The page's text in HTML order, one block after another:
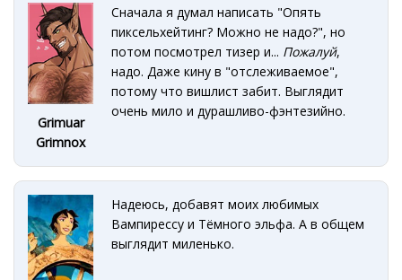
Grimuar
Grimnox
Сначала я думал написать "Опять
пиксельхейтинг? Можно не надо?", но
потом посмотрел тизер и... Пожалуй,
надо. Даже кину в "отслеживаемое",
потому что вишлист забит. Выглядит
очень мило и дурашливо-фэнтезийно.
Надеюсь, добавят моих любимых
Вампирессу и Тёмного эльфа. А в общем
выглядит миленько.